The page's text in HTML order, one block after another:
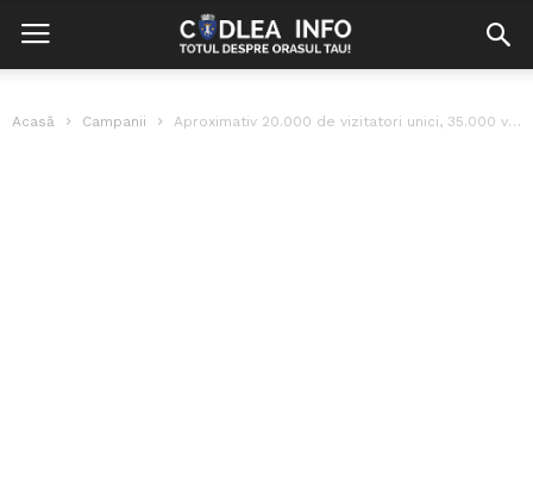
Acasă Campanii Aproximativ 20.000 de vizitatori unici, 35.000 vizite si 58.000 afisări